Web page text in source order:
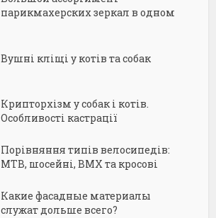
парикмахерских зеркал в одном
Вушні кліщі у котів та собак
Крипторхізм у собак і котів.
Особливості кастрації
Порівняння типів велосипедів:
MTB, шосейні, BMX та кросові
Какие фасадные материалы
служат дольше всего?